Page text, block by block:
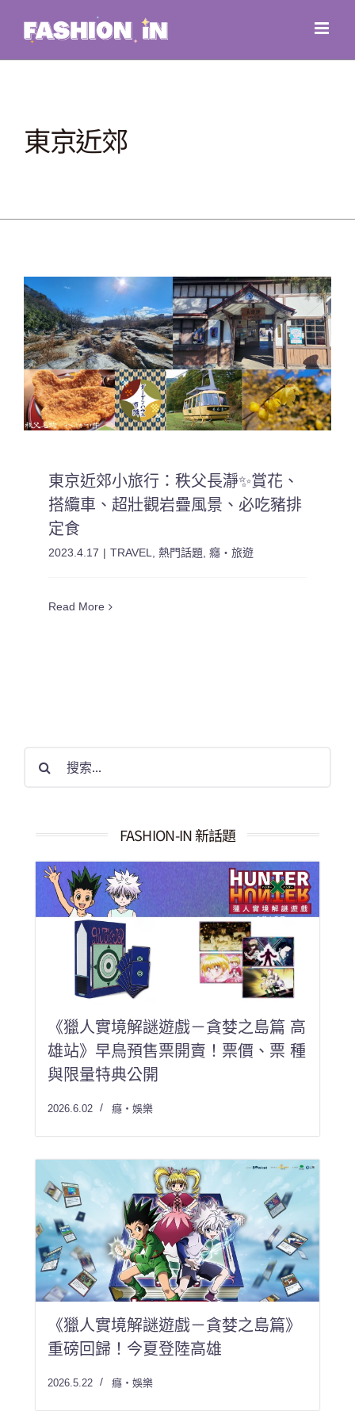
content
東京近郊
東京近郊小旅行：秩父長瀞✨賞花、
搭纜車、超壯觀岩疊風景、必吃豬排
定食
2023.4.17 | TRAVEL,熱門話題,癮・旅遊
Read More
果：
FASHION-IN 新話題
《獵人實境解謎遊戲－貪婪之島篇 高
雄站》早鳥預售票開賣！票價、票 種
與限量特典公開
2026.6.02 癮・娛樂
《獵人實境解謎遊戲－貪婪之島篇》
重磅回歸！今夏登陸高雄
2026.5.22 癮・娛樂